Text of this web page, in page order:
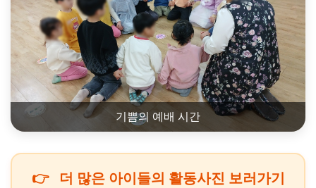
기쁨의 예배 시간
👉
더 많은 아이들의 활동사진 보러가기